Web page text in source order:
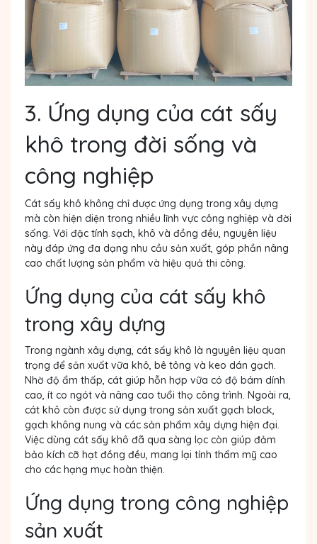
3. Ứng dụng của cát sấy
khô trong đời sống và
công nghiệp
Cát sấy khô không chỉ được ứng dụng trong xây dựng
mà còn hiện diện trong nhiều lĩnh vực công nghiệp và đời
sống. Với đặc tính sạch, khô và đồng đều, nguyên liệu
này đáp ứng đa dạng nhu cầu sản xuất, góp phần nâng
cao chất lượng sản phẩm và hiệu quả thi công.
Ứng dụng của cát sấy khô
trong xây dựng
Trong ngành xây dựng, cát sấy khô là nguyên liệu quan
trọng để sản xuất vữa khô, bê tông và keo dán gạch.
Nhờ độ ẩm thấp, cát giúp hỗn hợp vữa có độ bám dính
cao, ít co ngót và nâng cao tuổi thọ công trình. Ngoài ra,
cát khô còn được sử dụng trong sản xuất gạch block,
gạch không nung và các sản phẩm xây dựng hiện đại.
Việc dùng cát sấy khô đã qua sàng lọc còn giúp đảm
bảo kích cỡ hạt đồng đều, mang lại tính thẩm mỹ cao
cho các hạng mục hoàn thiện.
Ứng dụng trong công nghiệp
sản xuất